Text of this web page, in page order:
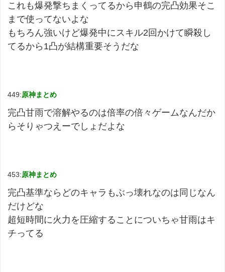
これも爆発撃ちまくってるから申鶴の完凸効果そこ
まで使ってないよな
もちろん強いけど爆発中にスキル2回かけて瞬殺し
てるから1凸が結構重要そうだな
449:原神まとめ
完凸甘雨で溶解やるのは倍率の倍々ゲームなんだか
らそりゃつえーでしょだよな
453:原神まとめ
完凸基準ならどのキャラもぶっ壊れなのは同じなん
だけどな
超短時間に火力を圧縮することについちゃ甘雨はキ
チってる